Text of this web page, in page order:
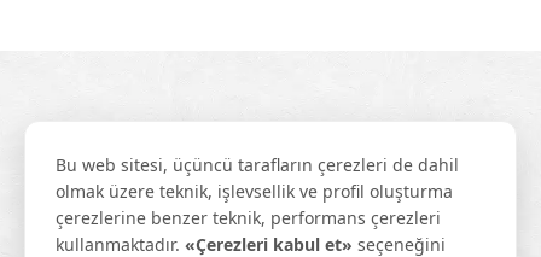
Bu web sitesi, üçüncü tarafların çerezleri de dahil
olmak üzere teknik, işlevsellik ve profil oluşturma
çerezlerine benzer teknik, performans çerezleri
kullanmaktadır. «Çerezleri kabul et» seçeneğini